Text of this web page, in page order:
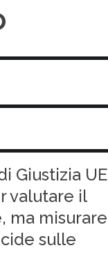
Giustizia UE
valutare il
ma misurare
sulle